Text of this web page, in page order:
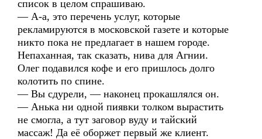
список в целом спрашиваю.
— А-а, это перечень услуг, которые
рекламируются в московской газете и которые
никто пока не предлагает в нашем городе.
Непаханная, так сказать, нива для Агнии.
Олег подавился кофе и его пришлось долго
колотить по спине.
— Вы сдурели, — наконец прокашлялся он.
— Анька ни одной пиявки толком вырастить
не смогла, а тут заговор вуду и тайский
массаж! Да её оборжет первый же клиент.